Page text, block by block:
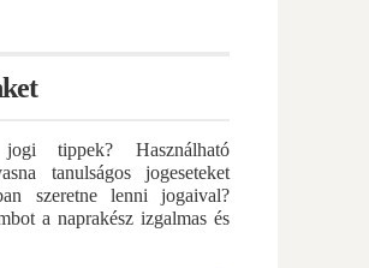
tippek? Használható
tanulságos jogeseteket
szeretne lenni jogaival?
a naprakész izgalmas és